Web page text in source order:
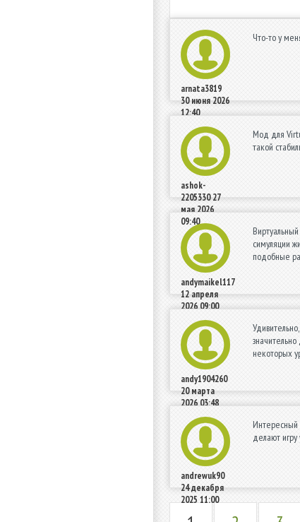
arnata3819
30 июня 2026
12:40
Что-то у
ashok-
2205330 27
мая 2026
09:40
Мод для
такой
andymaikel117
12 апреля
2026 09:00
симуляции
подобные
andy1904260
20 марта
2026 03:48
некоторых
andrewuk90
24 декабря
2025 11:00
Интересный
делают